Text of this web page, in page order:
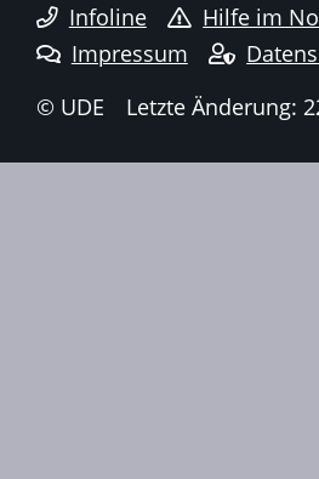
Infoline
Hilfe im
Impressum
© UDE
Letzte Änderung: